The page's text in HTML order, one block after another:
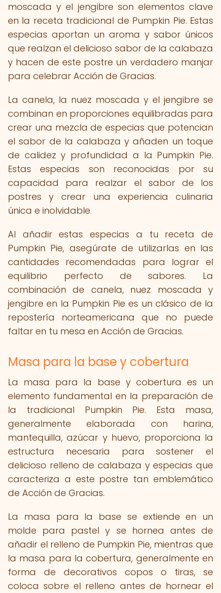
moscada y el jengibre son elementos clave
en la receta tradicional de Pumpkin Pie. Estas
especias aportan un aroma y sabor únicos
que realzan el delicioso sabor de la calabaza
y hacen de este postre un verdadero manjar
para celebrar Acción de Gracias.
La canela, la nuez moscada y el jengibre se
combinan en proporciones equilibradas para
crear una mezcla de especias que potencian
el sabor de la calabaza y añaden un toque
de calidez y profundidad a la Pumpkin Pie.
Estas especias son reconocidas por su
capacidad para realzar el sabor de los
postres y crear una experiencia culinaria
única e inolvidable.
Al añadir estas especias a tu receta de
Pumpkin Pie, asegúrate de utilizarlas en las
cantidades recomendadas para lograr el
equilibrio perfecto de sabores. La
combinación de canela, nuez moscada y
jengibre en la Pumpkin Pie es un clásico de la
repostería norteamericana que no puede
faltar en tu mesa en Acción de Gracias.
Masa para la base y cobertura
La masa para la base y cobertura es un
elemento fundamental en la preparación de
la tradicional Pumpkin Pie. Esta masa,
generalmente elaborada con harina,
mantequilla, azúcar y huevo, proporciona la
estructura necesaria para sostener el
delicioso relleno de calabaza y especias que
caracteriza a este postre tan emblemático
de Acción de Gracias.
La masa para la base se extiende en un
molde para pastel y se hornea antes de
añadir el relleno de Pumpkin Pie, mientras que
la masa para la cobertura, generalmente en
forma de decorativos copos o tiras, se
coloca sobre el relleno antes de hornear el